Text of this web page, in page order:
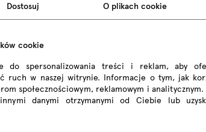
Nowe produkty:
aluminium
Dostosuj O plikach cookie
cookie
do spersonalizowania treści i reklam, aby
ruch w naszej witrynie. Informacje o tym, jak
społecznościowym, reklamowym i analitycznym.
danymi otrzymanymi od Ciebie lub